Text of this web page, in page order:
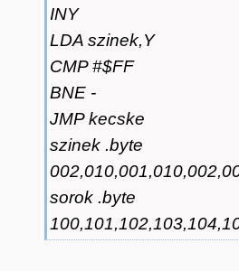
INY
LDA szinek,Y
CMP #$FF
BNE -
JMP kecske
szinek .byte
sorok .byte